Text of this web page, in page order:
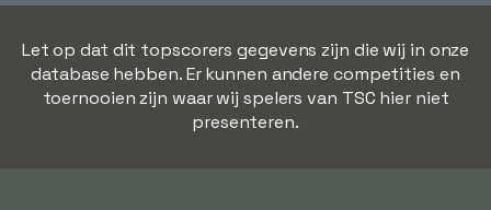
Let op dat dit topscorers gegevens zijn die wij in onze
database hebben. Er kunnen andere competities en
toernooien zijn waar wij spelers van TSC hier niet
presenteren.